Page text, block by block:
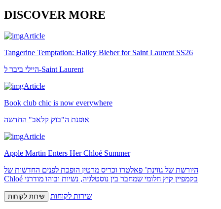
DISCOVER MORE
Tangerine Temptation: Hailey Bieber for Saint Laurent SS26
היילי ביבר ל-Saint Laurent
Book club chic is now everywhere
אופנת ה"בוק קלאב" החדשה
Apple Martin Enters Her Chloé Summer
היורשת של גווינת’ פאלטרו וכריס מרטין הופכת לפנים החדשות של
Chloé בקמפיין קיץ חלומי שמחבר בין נוסטלגיה, נשיות ובוהו מודרני
שירות לקוחות שירות לקוחות